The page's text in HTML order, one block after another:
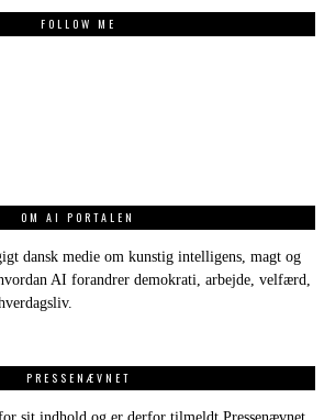
FOLLOW ME
OM AI PORTALEN
dansk medie om kunstig intelligens, magt og
AI forandrer demokrati, arbejde, velfærd,
PRESSENÆVNET